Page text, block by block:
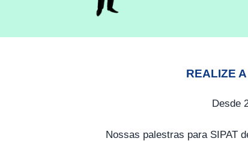
REALIZE
Desde
Nossas palestras para SIPAT